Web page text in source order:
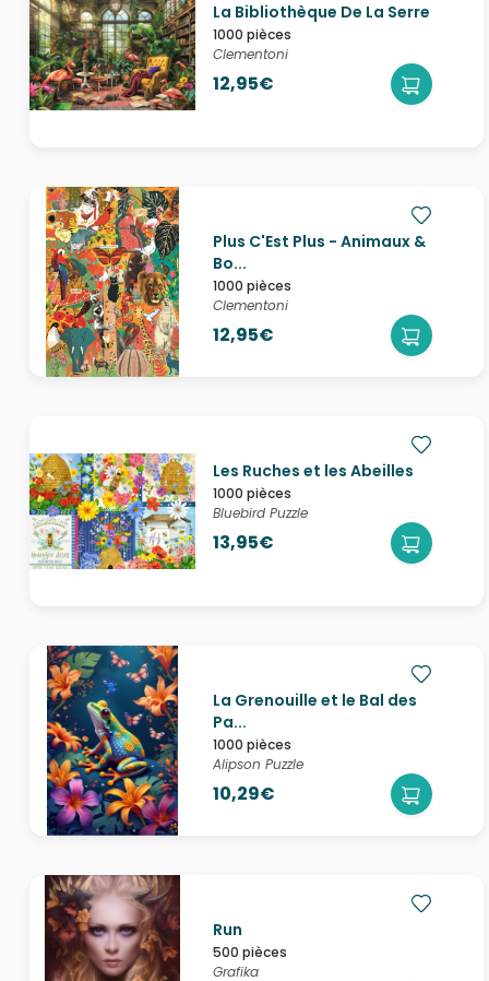
La Bibliothèque De La Serre
1000 pièces
Clementoni
12,95€
Plus C'Est Plus - Animaux &
Bo...
1000 pièces
Clementoni
12,95€
Les Ruches et les Abeilles
1000 pièces
Bluebird Puzzle
13,95€
La Grenouille et le Bal des
Pa...
1000 pièces
Alipson Puzzle
10,29€
Run
500 pièces
Grafika